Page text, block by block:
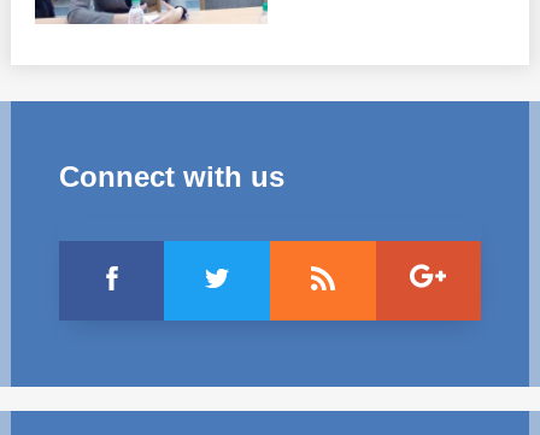
Connect with us